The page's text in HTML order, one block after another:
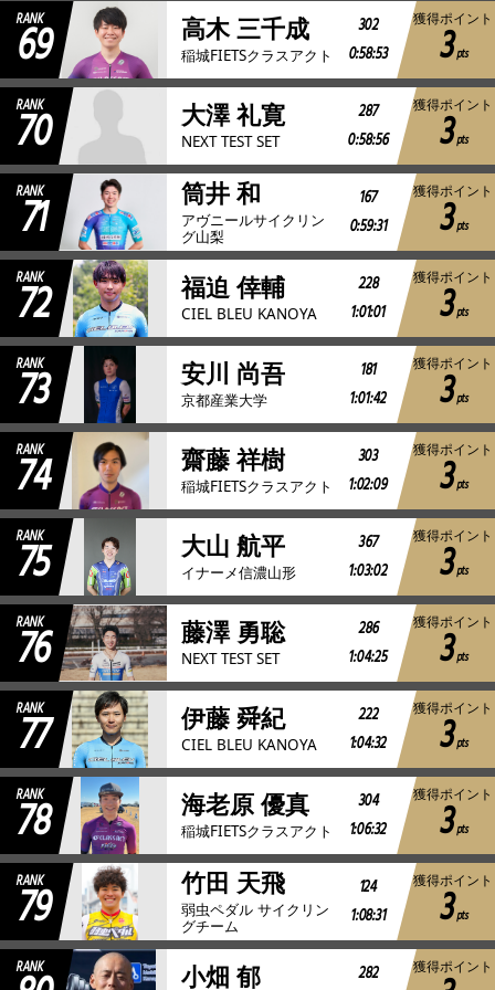
RANK
69 高木 三千成
稲城FIETSクラスアクト
302
0:58:53
獲得ポイント
3pts
RANK
70 大澤 礼寛
NEXT TEST SET
287
0:58:56
獲得ポイント
3pts
RANK
71 筒井 和
アヴニールサイクリン
グ山梨
167
0:59:31
獲得ポイント
3pts
RANK
72 福迫 倖輔
CIEL BLEU KANOYA
228
1:01:01
獲得ポイント
3pts
RANK
73 安川 尚吾
京都産業大学
181
1:01:42
獲得ポイント
3pts
RANK
74 齋藤 祥樹
稲城FIETSクラスアクト
303
1:02:09
獲得ポイント
3pts
RANK
75 大山 航平
イナーメ信濃山形
367
1:03:02
獲得ポイント
3pts
RANK
76 藤澤 勇聡
NEXT TEST SET
286
1:04:25
獲得ポイント
3pts
RANK
77 伊藤 舜紀
CIEL BLEU KANOYA
222
1:04:32
獲得ポイント
3pts
RANK
78 海老原 優真
稲城FIETSクラスアクト
304
1:06:32
獲得ポイント
3pts
RANK
79 竹田 天飛
弱虫ペダル サイクリン
グチーム
124
1:08:31
獲得ポイント
3pts
RANK 小畑 郁
282
獲得ポイント